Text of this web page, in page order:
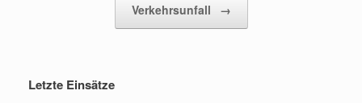
Verkehrsunfall →
Letzte Einsätze